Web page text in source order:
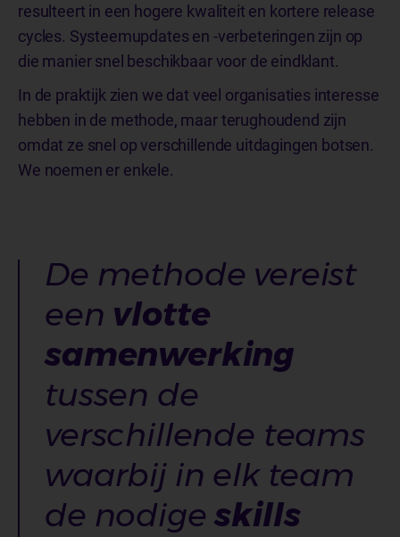
resulteert in een hogere kwaliteit en kortere release
cycles. Systeemupdates en -verbeteringen zijn op
die manier snel beschikbaar voor de eindklant.
In de praktijk zien we dat veel organisaties interesse
hebben in de methode, maar terughoudend zijn
omdat ze snel op verschillende uitdagingen botsen.
We noemen er enkele.
De methode vereist
een vlotte
samenwerking
tussen de
verschillende teams
waarbij in elk team
de nodigeskills